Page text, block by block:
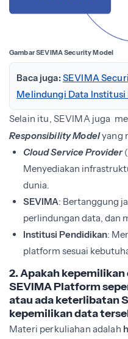
Gambar SEVIMA Security Model
Baca juga:SEVIMA
Melindungi Data
Selain itu, SEVIMA juga
Responsibility Modelyang
Cloud Service Provider
Menyediakan
dunia.
SEVIMA: Bertanggung
perlindungan data, dan
Institusi Pendidikan:
platform sesuai
2. Apakah
SEVIMA Platform
atau ada keterlibatan
kepemilikan data
Materi perkuliahan adalah